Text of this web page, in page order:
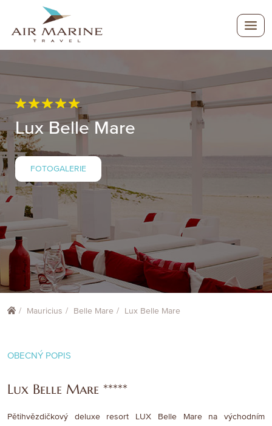
Lux Belle Mare
FOTOGALERIE
Mauricius Belle Mare Lux Belle Mare
OBECNÝ POPIS
Lux Belle Mare *****
Pětihvězdičkový deluxe resort LUX Belle Mare na východním